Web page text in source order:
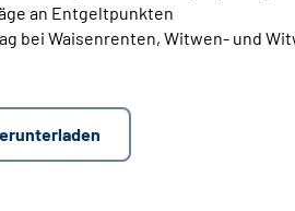
an Entgeltpunkten
bei Waisenrenten, Witwen- und